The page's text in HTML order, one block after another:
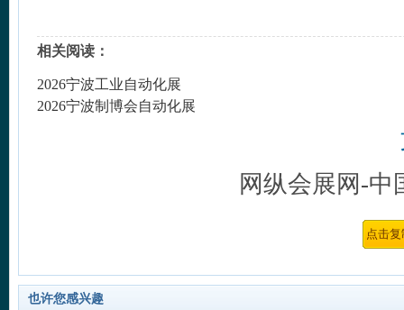
相关阅读：
2026宁波工业自动化展
2026宁波制博会自动化展
网纵会展网-中
也许您感兴趣